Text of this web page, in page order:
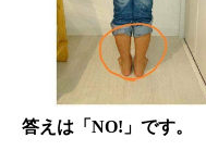
答えは「NO!」です。